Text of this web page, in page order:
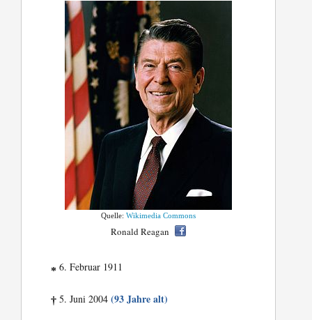
Quelle:Wikimedia Commons
Ronald Reagan
* 6. Februar 1911
† 5. Juni 2004(93 Jahre alt)